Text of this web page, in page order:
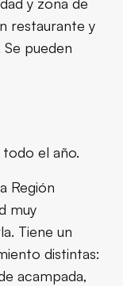
restaurante y
pueden
todo el año.
Región
muy
Tiene un
distintas:
acampada,